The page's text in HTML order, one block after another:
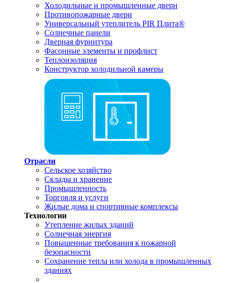
Холодильные и промышленные двери
Противопожарные двери
Универсальный утеплитель PIR Плита®
Солнечные панели
Дверная фурнитура
Фасонные элементы и профлист
Теплоизоляция
Конструктор холодильной камеры
Отрасли
Сельское хозяйство
Склады и хранение
Промышленность
Торговля и услуги
Жилые дома и спортивные комплексы
Технологии
Утепление жилых зданий
Солнечная энергия
Повышенные требования к пожарной
безопасности
Сохранение тепла или холода в промышленных
зданиях